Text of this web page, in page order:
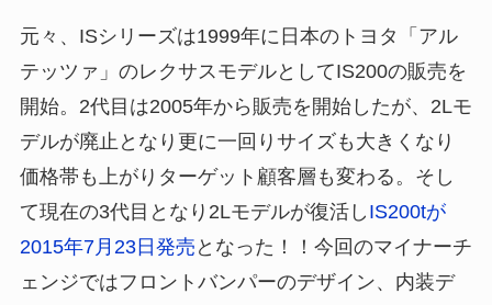
元々、ISシリーズは1999年に日本のトヨタ「アル
テッツァ」のレクサスモデルとしてIS200の販売を
開始。2代目は2005年から販売を開始したが、2Lモ
デルが廃止となり更に一回りサイズも大きくなり
価格帯も上がりターゲット顧客層も変わる。そし
て現在の3代目となり2Lモデルが復活し IS200tが
2015年7月23日発売 となった！！今回のマイナーチ
ェンジではフロントバンパーのデザイン、内装デ